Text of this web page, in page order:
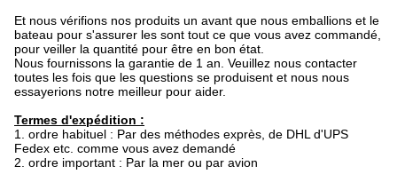
Et nous vérifions nos produits un avant que nous emballions et le
bateau pour s'assurer les sont tout ce que vous avez commandé,
pour veiller la quantité pour être en bon état.
Nous fournissons la garantie de 1 an. Veuillez nous contacter
toutes les fois que les questions se produisent et nous nous
essayerions notre meilleur pour aider.
Termes d'expédition :
1. ordre habituel : Par des méthodes exprès, de DHL d'UPS
Fedex etc. comme vous avez demandé
2. ordre important : Par la mer ou par avion